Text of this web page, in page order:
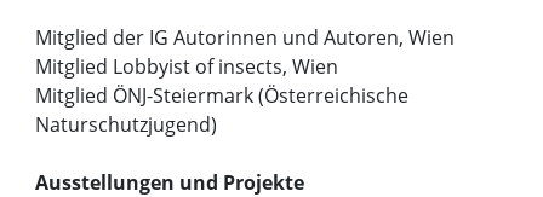
Mitglied der IG Autorinnen und Autoren, Wien
Mitglied Lobbyist of insects, Wien
Mitglied ÖNJ-Steiermark (Österreichische
Naturschutzjugend)
Ausstellungen und Projekte